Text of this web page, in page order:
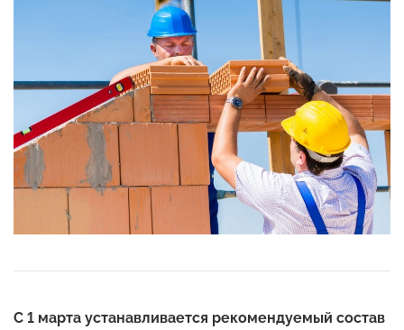
С 1 марта устанавливается рекомендуемый состав